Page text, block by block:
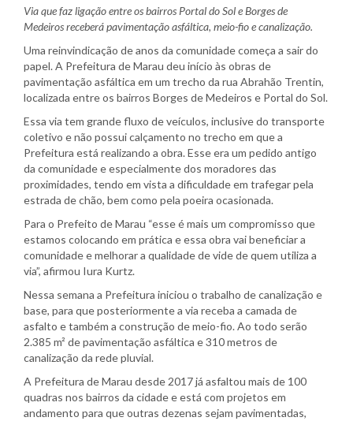
Via que faz ligação entre os bairros Portal do Sol e Borges de
Medeiros receberá pavimentação asfáltica, meio-fio e canalização.
Uma reinvindicação de anos da comunidade começa a sair do
papel. A Prefeitura de Marau deu início às obras de
pavimentação asfáltica em um trecho da rua Abrahão Trentin,
localizada entre os bairros Borges de Medeiros e Portal do Sol.
Essa via tem grande fluxo de veículos, inclusive do transporte
coletivo e não possui calçamento no trecho em que a
Prefeitura está realizando a obra. Esse era um pedido antigo
da comunidade e especialmente dos moradores das
proximidades, tendo em vista a dificuldade em trafegar pela
estrada de chão, bem como pela poeira ocasionada.
Para o Prefeito de Marau “esse é mais um compromisso que
estamos colocando em prática e essa obra vai beneficiar a
comunidade e melhorar a qualidade de vide de quem utiliza a
via”, afirmou Iura Kurtz.
Nessa semana a Prefeitura iniciou o trabalho de canalização e
base, para que posteriormente a via receba a camada de
asfalto e também a construção de meio-fio. Ao todo serão
2.385 m² de pavimentação asfáltica e 310 metros de
canalização da rede pluvial.
A Prefeitura de Marau desde 2017 já asfaltou mais de 100
quadras nos bairros da cidade e está com projetos em
andamento para que outras dezenas sejam pavimentadas,